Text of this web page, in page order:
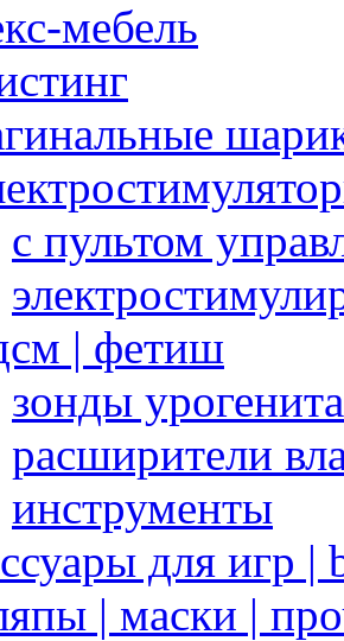
мебель
с пультом
| фетиш
зонды
расширители
инструменты
для игр |
| маски |